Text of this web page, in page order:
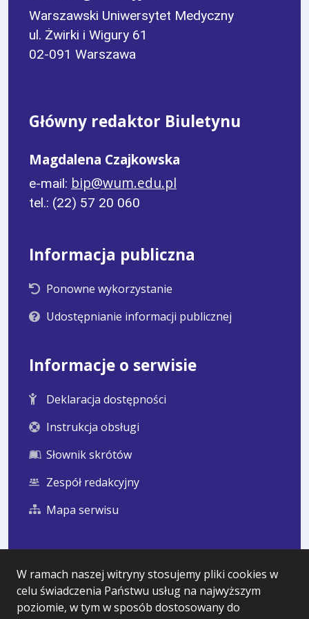
W ramach naszej witryny stosujemy pliki cookies w
celu świadczenia Państwu usług na najwyższym
poziomie, w tym w sposób dostosowany do
Warszawski Uniwersytet Medyczny
ul. Żwirki i Wigury 61
02-091 Warszawa
Główny redaktor Biuletynu
Magdalena Czajkowska
e-mail: bip@wum.edu.pl
tel.: (22) 57 20 060
Informacja publiczna
Ponowne wykorzystanie
Udostępnianie informacji publicznej
Informacje o serwisie
Deklaracja dostępności
Instrukcja obsługi
Słownik skrótów
Zespół redakcyjny
Mapa serwisu
Statystyki oglądalności